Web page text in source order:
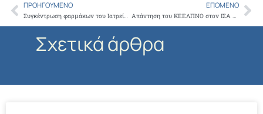
Prev
ΠΡΟΗΓΟΎΜΕΝΟ
Συγκέντρωση φαρμάκων του Ιατρείου Κοινωνικής Αποστολής στον Ιερό Ναό Απ. Παύλου Σταθμού Λαρίσης
ΕΠΌΜΕΝΟ
Απάντηση του ΚΕΕΛΠΝΟ στον ΙΣΑ σχετικά με τον Υγειονομιικό Χάρτη
Σχετικά άρθρα